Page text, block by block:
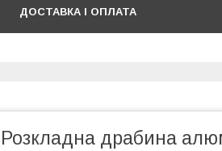
ДОСТАВКА І ОПЛАТА
Розкладна драбина